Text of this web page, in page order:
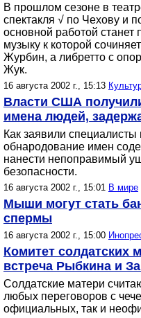
В прошлом сезоне в
спектакля √ по Чехову и
основной работой станет
музыку к которой
Журбин, а либретто с
Жук.
16 августа 2002 г., 15:13
Власти США
имена людей,
Как заявили
обнародование имен
нанести непоправимый
безопасности.
16 августа 2002 г., 15:01 В мире
Мыши могут стать
спермы
16 августа 2002 г., 15:00
Комитет солдатских
встреча Рыбкина и
Солдатские матери
любых переговоров с
официальных, так и